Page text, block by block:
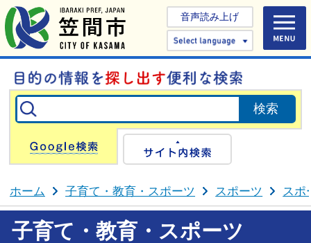
音声読み上げ
Select
Google検索
ホーム 子育て・教育・スポーツ スポーツ スポ
子育て・教育・スポーツ